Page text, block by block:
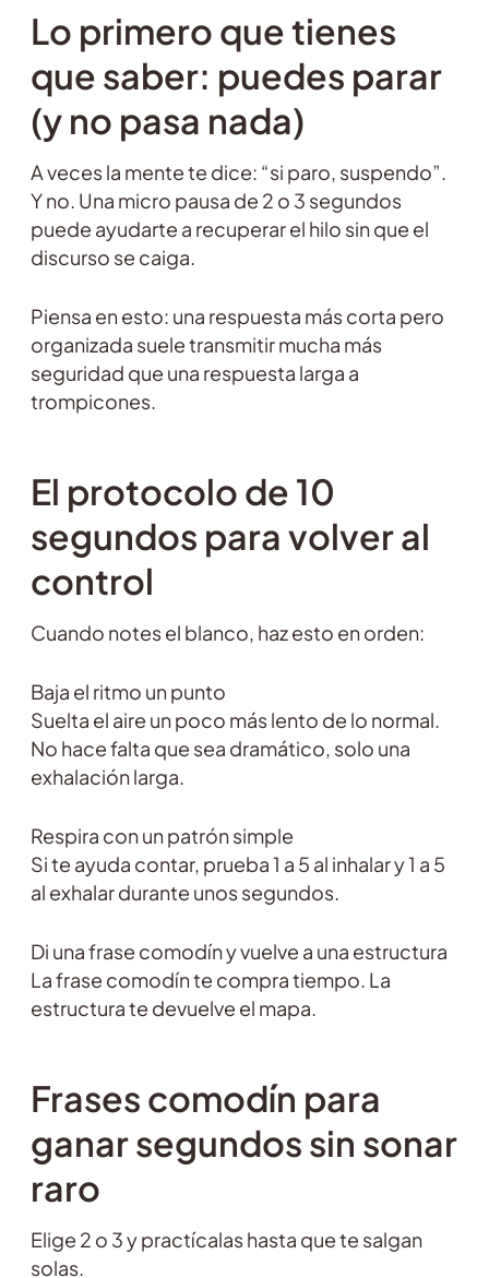
Lo primero que tienes
que saber: puedes parar
(y no pasa nada)
A veces la mente te dice: “si paro, suspendo”.
Y no. Una micro pausa de 2 o 3 segundos
puede ayudarte a recuperar el hilo sin que el
discurso se caiga.
Piensa en esto: una respuesta más corta pero
organizada suele transmitir mucha más
seguridad que una respuesta larga a
trompicones.
El protocolo de 10
segundos para volver al
control
Cuando notes el blanco, haz esto en orden:
Baja el ritmo un punto
Suelta el aire un poco más lento de lo normal.
No hace falta que sea dramático, solo una
exhalación larga.
Respira con un patrón simple
Si te ayuda contar, prueba 1 a 5 al inhalar y 1 a 5
al exhalar durante unos segundos.
Di una frase comodín y vuelve a una estructura
La frase comodín te compra tiempo. La
estructura te devuelve el mapa.
Frases comodín para
ganar segundos sin sonar
raro
Elige 2 o 3 y practícalas hasta que te salgan
solas.